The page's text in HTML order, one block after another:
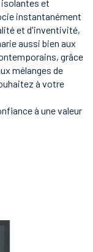
et
instantanément
et d'inventivité,
aussi bien aux
grâce
mélanges de
à votre
à une valeur